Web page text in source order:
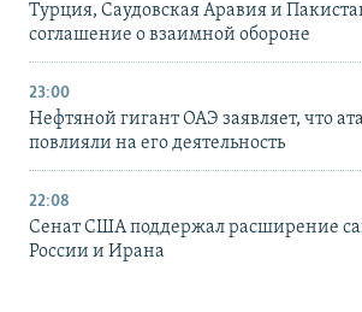
Турция, Саудовская Аравия и
соглашение о взаимной обороне
23:00
Нефтяной гигант ОАЭ заявляет, что
повлияли на его деятельность
22:08
Сенат США поддержал расширение
России и Ирана